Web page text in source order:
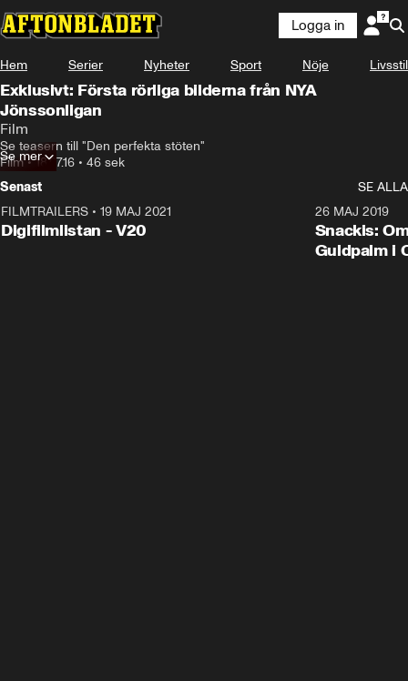
Logga in
Hem Serier Nyheter Sport Nöje Livsstil
Exklusivt: Första rörliga bilderna från NYA
Jönssonligan
Film
Se teasern till "Den perfekta stöten"
Film•18.07.16 • 46 sek
Se mer
Senast
SE ALLA
FILMTRAILERS • 19 MAJ 2021
Digifilmlistan - V20
26 MAJ 2019
Snackis:
Guldpalm i